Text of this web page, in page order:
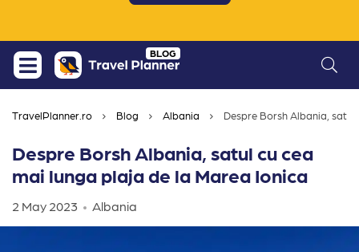
Skip
content
BLOG
TravelPlanner.ro Blog Albania Despre Borsh Albania,
Despre Borsh Albania, satul cu cea
mai lunga plaja de la Marea Ionica
2 May 2023 Albania